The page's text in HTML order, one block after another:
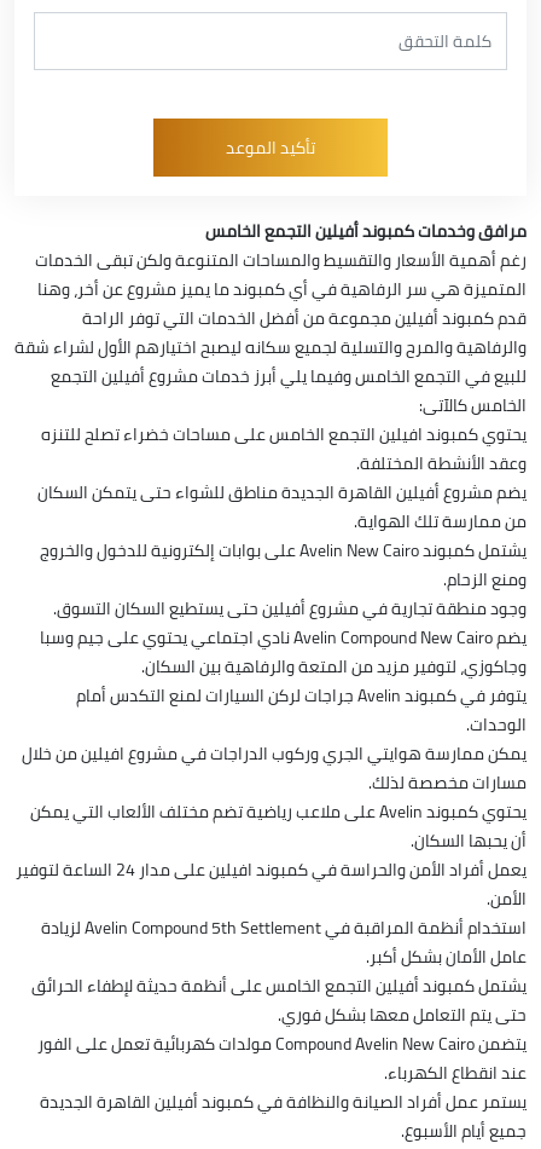
مرافق وخدمات كمبوند أفيلين التجمع الخامس
رغم أهمية الأسعار والتقسيط والمساحات المتنوعة ولكن تبقى الخدمات
المتميزة هي سر الرفاهية في أي كمبوند ما يميز مشروع عن أخر، وهنا
قدم كمبوند أفيلين مجموعة من أفضل الخدمات التي توفر الراحة
والرفاهية والمرح والتسلية لجميع سكانه ليصبح اختيارهم الأول لشراء شقة
للبيع في التجمع الخامس وفيما يلي أبرز خدمات مشروع أفيلين التجمع
الخامس كالآتى:
يحتوي كمبوند افيلين التجمع الخامس على مساحات خضراء تصلح للتنزه
وعقد الأنشطة المختلفة.
يضم مشروع أفيلين القاهرة الجديدة مناطق للشواء حتى يتمكن السكان
من ممارسة تلك الهواية.
يشتمل كمبوند Avelin New Cairo على بوابات إلكترونية للدخول والخروج
ومنع الزحام.
وجود منطقة تجارية في مشروع أفيلين حتى يستطيع السكان التسوق.
يضم Avelin Compound New Cairo نادي اجتماعي يحتوي على جيم وسبا
وجاكوزي، لتوفير مزيد من المتعة والرفاهية بين السكان.
يتوفر في كمبوند Avelin جراجات لركن السيارات لمنع التكدس أمام
الوحدات.
يمكن ممارسة هوايتي الجري وركوب الدراجات في مشروع افيلين من خلال
مسارات مخصصة لذلك.
يحتوي كمبوند Avelin على ملاعب رياضية تضم مختلف الألعاب التي يمكن
أن يحبها السكان.
يعمل أفراد الأمن والحراسة في كمبوند افيلين على مدار 24 الساعة لتوفير
الأمن.
استخدام أنظمة المراقبة في Avelin Compound 5th Settlement لزيادة
عامل الأمان بشكل أكبر.
يشتمل كمبوند أفيلين التجمع الخامس على أنظمة حديثة لإطفاء الحرائق
حتى يتم التعامل معها بشكل فوري.
يتضمن Compound Avelin New Cairo مولدات كهربائية تعمل على الفور
عند انقطاع الكهرباء.
يستمر عمل أفراد الصيانة والنظافة في كمبوند أفيلين القاهرة الجديدة
جميع أيام الأسبوع.